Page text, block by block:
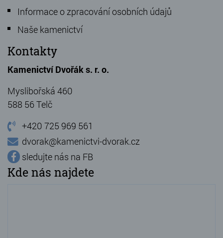
Zvířecí náhrobky a pomníčky
Kamenné stoly, konferenční stolky
Barevné kamenné drti
Štípané kamenné obklady
Dárkové předměty z přírodního kamene
Údržba a čištění kamene
Informace o zpracování osobních údajů
Naše kamenictví
Kontakty
Kamenictví Dvořák s. r. o.
Myslibořská 460
588 56 Telč
+420 725 969 561
dvorak@kamenictvi-dvorak.cz
sledujte nás na FB
Kde nás najdete